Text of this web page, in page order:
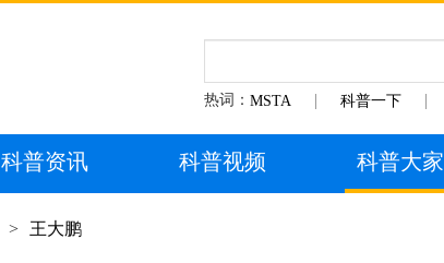
热词： MSTA 科普一下
科普资讯 科普视频 科普大家
> 王大鹏